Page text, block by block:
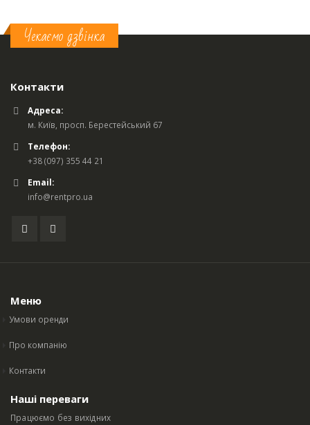
Чекаємо дзвінка
Контакти
Адреса:
м. Київ, просп. Берестейський 67
Телефон:
+38 (097) 355 44 21
Email:
info@rentpro.ua
Меню
Умови оренди
Про компанію
Контакти
Наші переваги
Працюємо без вихідних